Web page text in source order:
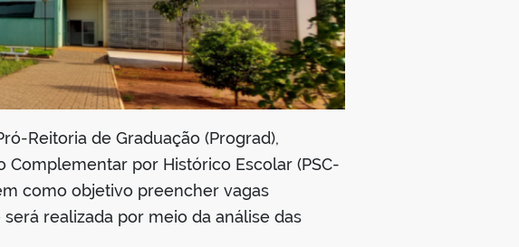
Reitoria de Graduação (Prograd),
por Histórico Escolar (PSC-
como objetivo preencher vagas
realizada por meio da análise das